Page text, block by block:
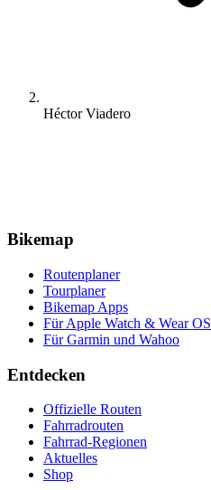
Héctor Viadero
Bikemap
Routenplaner
Tourplaner
Bikemap Apps
Für Apple Watch & Wear OS
Für Garmin und Wahoo
Entdecken
Offizielle Routen
Fahrradrouten
Fahrrad-Regionen
Aktuelles
Shop